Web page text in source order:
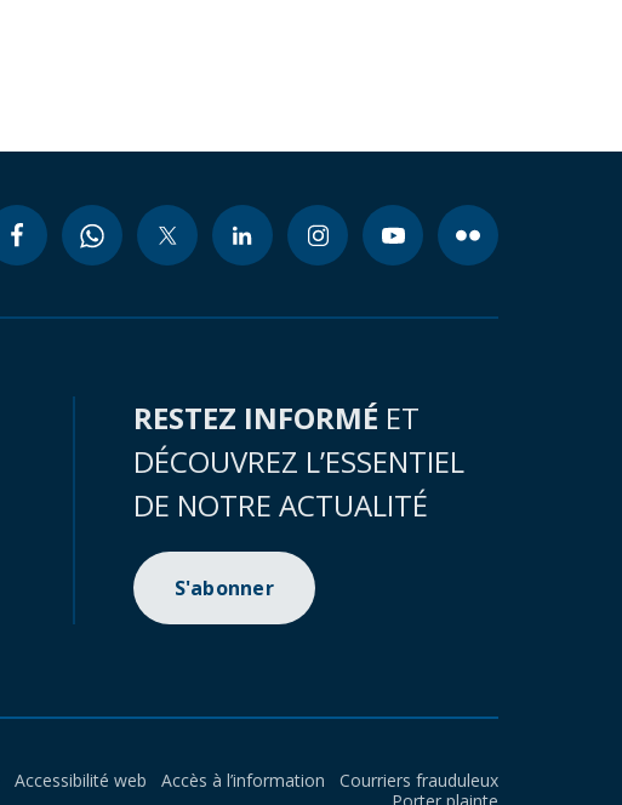
RESTEZ INFORMÉ ET
DÉCOUVREZ L’ESSENTIEL
DE NOTRE ACTUALITÉ
S'abonner
Accessibilité web Accès à l’information
Courriers frauduleux